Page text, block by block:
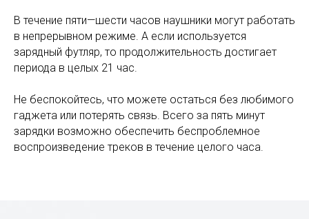
В течение пяти—шести часов наушники могут работать
в непрерывном режиме. А если используется
зарядный футляр, то продолжительность достигает
периода в целых 21 час.
Не беспокойтесь, что можете остаться без любимого
гаджета или потерять связь. Всего за пять минут
зарядки возможно обеспечить беспроблемное
воспроизведение треков в течение целого часа.